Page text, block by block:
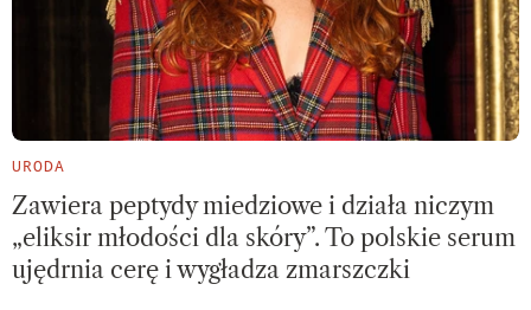
URODA
Zawiera peptydy miedziowe i działa niczym
„eliksir młodości dla skóry”. To polskie serum
ujędrnia cerę i wygładza zmarszczki